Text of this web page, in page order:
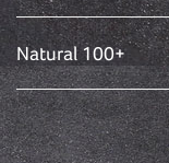
Natural 100+